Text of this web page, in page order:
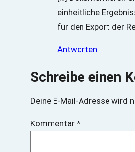
einheitliche
für den Export der
Antworten
Schreibe einen
Deine E-Mail-Adresse wird
Kommentar *